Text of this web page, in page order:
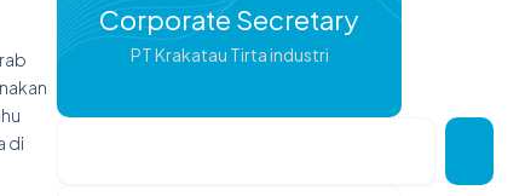
di
Corporate Secretary
PT Krakatau Tirta industri